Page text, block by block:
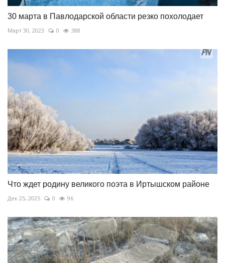
30 марта в Павлодарской области резко похолодает
Март 30, 2023 0 388
Что ждет родину великого поэта в Иртышском районе
Дек 25, 2025 0 96